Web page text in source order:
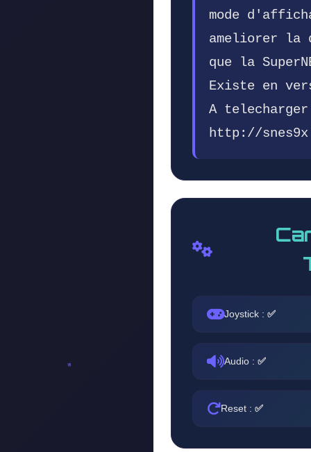
mode
ameliorer la
que la
Existe en
A
http://
Joystick : ✅
Audio : ✅
Reset : ✅